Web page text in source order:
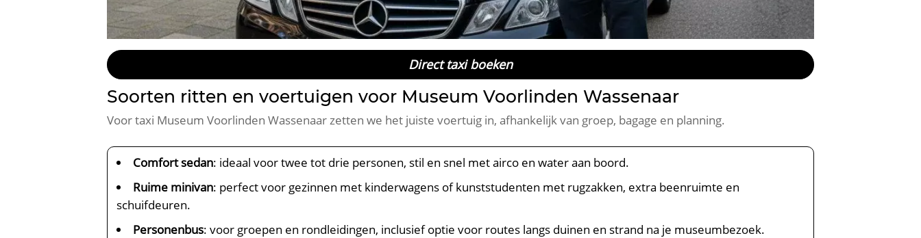
Direct taxi boeken
Soorten ritten en voertuigen voor Museum Voorlinden Wassenaar
Voor taxi Museum Voorlinden Wassenaar zetten we het juiste voertuig in, afhankelijk van groep, bagage en planning.
Comfort sedan: ideaal voor twee tot drie personen, stil en snel met airco en water aan boord.
Ruime minivan: perfect voor gezinnen met kinderwagens of kunststudenten met rugzakken, extra beenruimte en
schuifdeuren.
Personenbus: voor groepen en rondleidingen, inclusief optie voor routes langs duinen en strand na je museumbezoek.